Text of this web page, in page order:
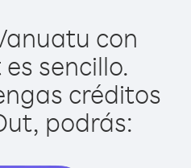
con
sencillo.
créditos
podrás: